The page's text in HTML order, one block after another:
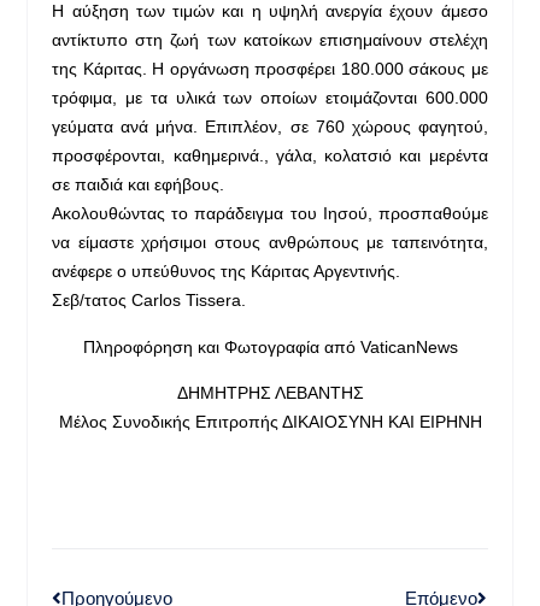
Η αύξηση των τιμών και η υψηλή ανεργία έχουν άμεσο
αντίκτυπο στη ζωή των κατοίκων επισημαίνουν στελέχη
της Κάριτας. Η οργάνωση προσφέρει 180.000 σάκους με
τρόφιμα, με τα υλικά των οποίων ετοιμάζονται 600.000
γεύματα ανά μήνα. Επιπλέον, σε 760 χώρους φαγητού,
προσφέρονται, καθημερινά., γάλα, κολατσιό και μερέντα
σε παιδιά και εφήβους.
Ακολουθώντας το παράδειγμα του Ιησού, προσπαθούμε
να είμαστε χρήσιμοι στους ανθρώπους με ταπεινότητα,
ανέφερε ο υπεύθυνος της Κάριτας Αργεντινής.
Σεβ/τατος Carlos Tissera.
Πληροφόρηση και Φωτογραφία από VaticanNews
ΔΗΜΗΤΡΗΣ ΛΕΒΑΝΤΗΣ
Μέλος Συνοδικής Επιτροπής ΔΙΚΑΙΟΣΥΝΗ ΚΑΙ ΕΙΡΗΝΗ
Προηγούμενο Επόμενο